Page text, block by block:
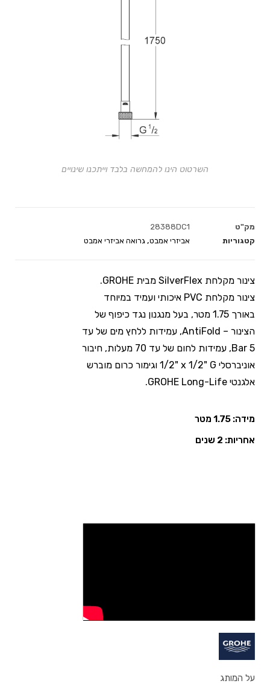
מק"ט
28388DC1
קטגוריות
אביזרי אמבט, גרואה אביזרי אמבט
צינור מקלחת SilverFlex מבית GROHE.
צינור מקלחת PVC איכותי ועמיד במיוחד
באורך 1.75 מטר, בעל מנגנון נגד כיפוף של
הצינור – AntiFold, עמידות ללחץ מים של עד
5 Bar, עמידות לחום של עד 70 מעלות, חיבור
אוניברסלי G ‏"1/2 x "‏1/2 וגימור כרום מוברש
אלגנטי GROHE Long-Life.
מידה: 1.75 מטר
אחריות: 2 שנים
על המותג
השרטוט הינו להמחשה בלבד וייתכנו שינויים